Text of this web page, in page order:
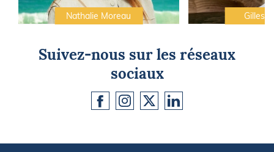
Nathalie Moreau Gilles
Suivez-nous sur les réseaux
sociaux